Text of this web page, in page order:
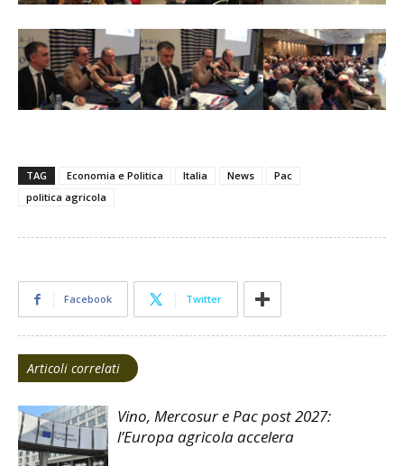
TAG Economia e Politica Italia News
Pac
politica agricola
Facebook Twitter
Articoli correlati
Vino, Mercosur e Pac post 2027:
l’Europa agricola accelera